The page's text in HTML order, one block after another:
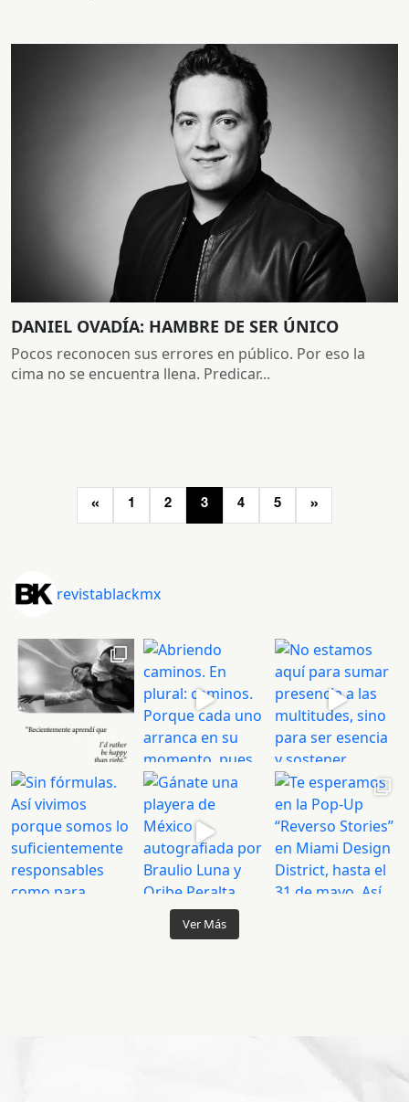
DANIEL OVADÍA: HAMBRE DE SER ÚNICO
Pocos reconocen sus errores en público. Por eso la
cima no se encuentra llena. Predicar...
Navegación
« 1 2 3 4 5 »
revistablackmx
Ver Más